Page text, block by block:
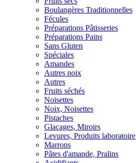
Boulangères Traditionnelles
Fécules
Préparations Pâtisseries
Préparations Pains
Sans Gluten
Spéciales
Amandes
Autres noix
Autres
Fruits séchés
Noisettes
Noix, Noisettes
Pistaches
Glaçages, Miroirs
Levures, Produits laboratoire
Marrons
Pâtes d'amande, Pralins